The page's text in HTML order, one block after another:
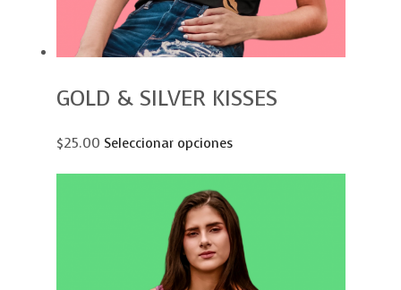
GOLD & SILVER KISSES
$25.00 Seleccionar opciones